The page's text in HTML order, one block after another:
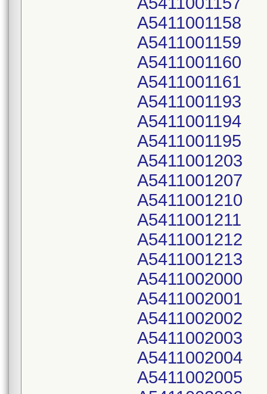
A5411001158
A5411001159
A5411001160
A5411001161
A5411001193
A5411001194
A5411001195
A5411001203
A5411001207
A5411001210
A5411001211
A5411001212
A5411001213
A5411002000
A5411002001
A5411002002
A5411002003
A5411002004
A5411002005